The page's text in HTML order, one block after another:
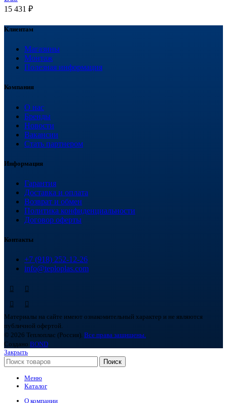
15 431 ₽
Клиентам
Магазины
Монтаж
Полезная информация
Компания
О нас
Бренды
Новости
Вакансии
Стать партнером
Информация
Гарантия
Доставка и оплата
Возврат и обмен
Политика конфиденциальности
Договор оферты
Контакты
+7 (918) 252-12-26
info@teploplas.com
Материалы на сайте имеют ознакомительный характер и не являются
публичной офертой.
© 2026 Теплоплас (Россия). Все права защищены.
Создано BOND
Закрыть
Поиск
Меню
Каталог
О компании